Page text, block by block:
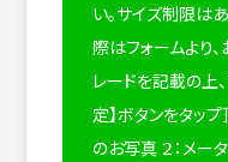
い。サイズ制限は
際はフォームより
レードを記載の上
定】ボタンをタッ
のお写真 ２：メ